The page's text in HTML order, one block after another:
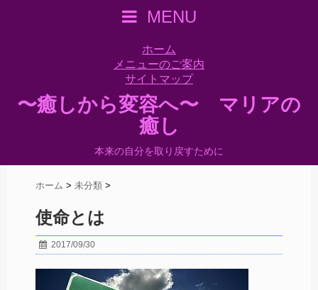
MENU
ホーム
メニューのご案内
サイトマップ
〜癒しから変容へ〜 マリアの
癒し
本来の自分を取り戻すために
ホーム > 未分類 >
使命とは
2017/09/30